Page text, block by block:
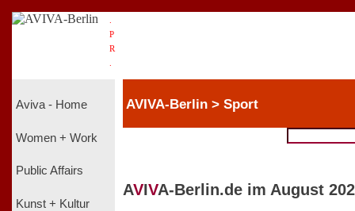
P
R
Aviva - Home
Women + Work
Public Affairs
Kunst + Kultur
AVIVA-Berlin > Sport
AVIVA-Berlin.de im August